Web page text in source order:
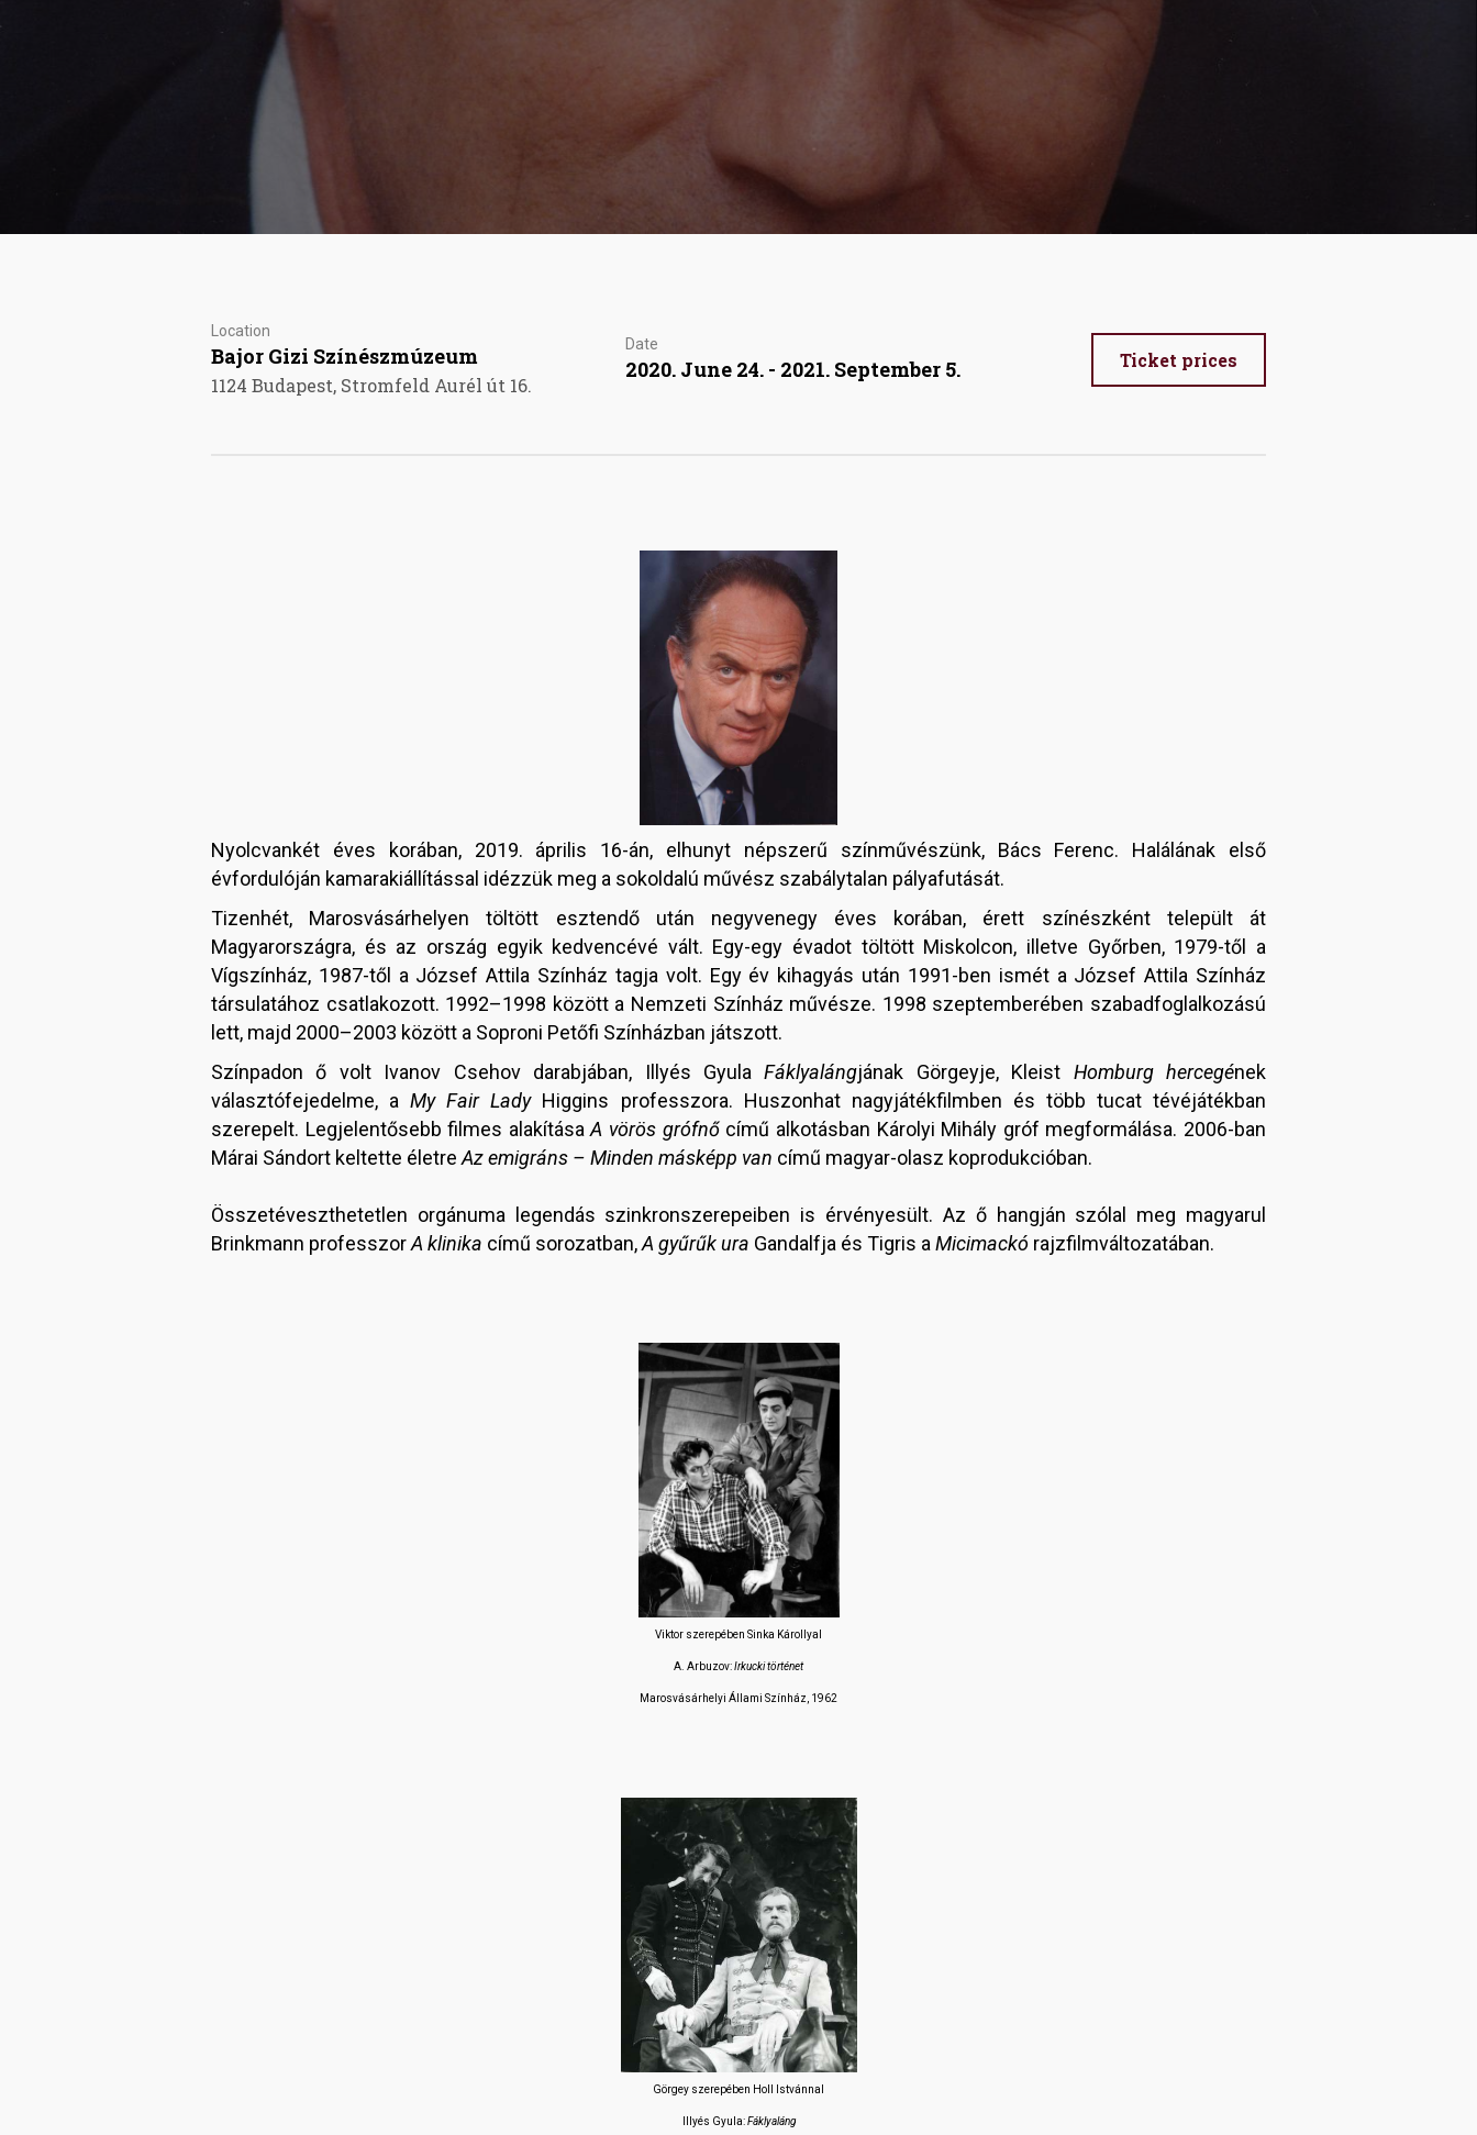
Location
Bajor Gizi Színészmúzeum
1124 Budapest, Stromfeld Aurél út 16.
Date
2020. June 24. - 2021. September 5. Ticket prices
Nyolcvankét éves korában, 2019. április 16-án, elhunyt népszerű színművészünk, Bács Ferenc. Halálának első
évfordulóján kamarakiállítással idézzük meg a sokoldalú művész szabálytalan pályafutását.
Tizenhét, Marosvásárhelyen töltött esztendő után negyvenegy éves korában, érett színészként települt át
Magyarországra, és az ország egyik kedvencévé vált. Egy-egy évadot töltött Miskolcon, illetve Győrben, 1979-től a
Vígszínház, 1987-től a József Attila Színház tagja volt. Egy év kihagyás után 1991-ben ismét a József Attila Színház
társulatához csatlakozott. 1992–1998 között a Nemzeti Színház művésze. 1998 szeptemberében szabadfoglalkozású
lett, majd 2000–2003 között a Soproni Petőfi Színházban játszott.
Színpadon ő volt Ivanov Csehov darabjában, Illyés GyulaFáklyalángjának Görgeyje, Kleist Homburg hercegének
választófejedelme, aMy Fair LadyHiggins professzora. Huszonhat nagyjátékfilmben és több tucat tévéjátékban
szerepelt. Legjelentősebb filmes alakításaA vörös grófnőcímű alkotásban Károlyi Mihály gróf megformálása. 2006-ban
Márai Sándort keltette életre Az emigráns – Minden másképp van című magyar-olasz koprodukcióban.
Összetéveszthetetlen orgánuma legendás szinkronszerepeiben is érvényesült. Az ő hangján szólal meg magyarul
Brinkmann professzorA klinika című sorozatban,A gyűrűk ura Gandalfja és Tigris a Micimackó rajzfilmváltozatában.
Viktor szerepében Sinka Károllyal
A. Arbuzov:Irkucki történet
Marosvásárhelyi Állami Színház, 1962
Görgey szerepében Holl Istvánnal
Illyés Gyula:Fáklyaláng